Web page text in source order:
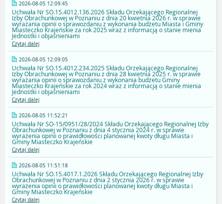
2026-08-05 12:09:45
Uchwała Nr SO.15.4012.136.2026 Składu Orzekającego Regionalnej
Izby Obrachunkowej w Poznaniu z dnia 20 kwietnia 2026 r. w sprawie
wyrażania opinii o sprawozdaniu z wykonania budżetu Miasta i Gminy
Miasteczko Krajeńskie za rok 2025 wraz z informacją o stanie mienia
Jednostki i objaśnieniami
Czytaj dalej
2026-08-05 12:09:05
Uchwała Nr SO.15.4012.234.2025 Składu Orzekającego Regionalnej
Izby Obrachunkowej w Poznaniu z dnia 28 kwietnia 2025 r. w sprawie
wyrażania opinii o sprawozdaniu z wykonania budżetu Gminy
Miasteczko Krajeńskie za rok 2024 wraz z informacją o stanie mienia
Jednostki i objaśnieniami
Czytaj dalej
2026-08-05 11:52:21
Uchwała Nr SO-15/0951/28/2024 Składu Orzekającego Regionalnej Izby
Obrachunkowej w Poznaniu z dnia 4 stycznia 2024 r. w sprawie
wyrażenia opinii o prawidłowości planowanej kwoty długu Miasta i
Gminy Miasteczko Krajeńskie
Czytaj dalej
2026-08-05 11:51:18
Uchwała Nr SO.15.4017.1.2026 Składu Orzekającego Regionalnej Izby
Obrachunkowej w Poznaniu z dnia 2 stycznia 2026 r. w sprawie
wyrażenia opinii o prawidłowości planowanej kwoty długu Miasta i
Gminy Miasteczko Krajeńskie
Czytaj dalej